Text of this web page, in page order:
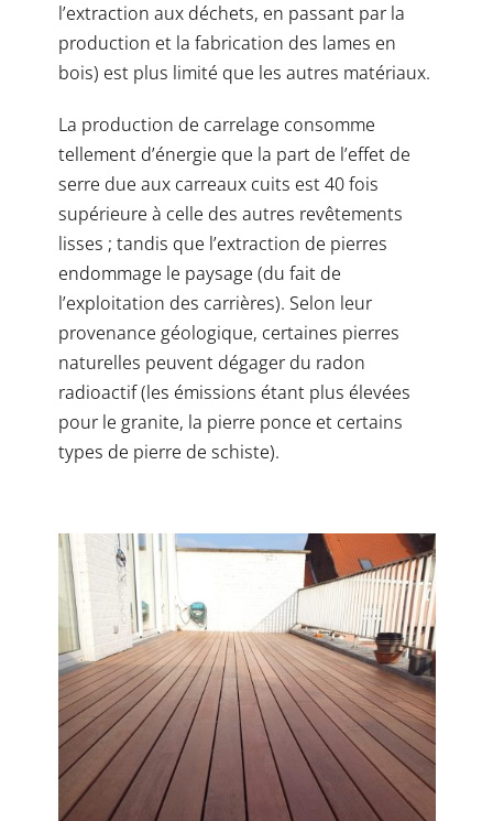
l’extraction aux déchets, en passant par la
production et la fabrication des lames en
bois) est plus limité que les autres matériaux.
La production de carrelage consomme
tellement d’énergie que la part de l’effet de
serre due aux carreaux cuits est 40 fois
supérieure à celle des autres revêtements
lisses ; tandis que l’extraction de pierres
endommage le paysage (du fait de
l’exploitation des carrières). Selon leur
provenance géologique, certaines pierres
naturelles peuvent dégager du radon
radioactif (les émissions étant plus élevées
pour le granite, la pierre ponce et certains
types de pierre de schiste).